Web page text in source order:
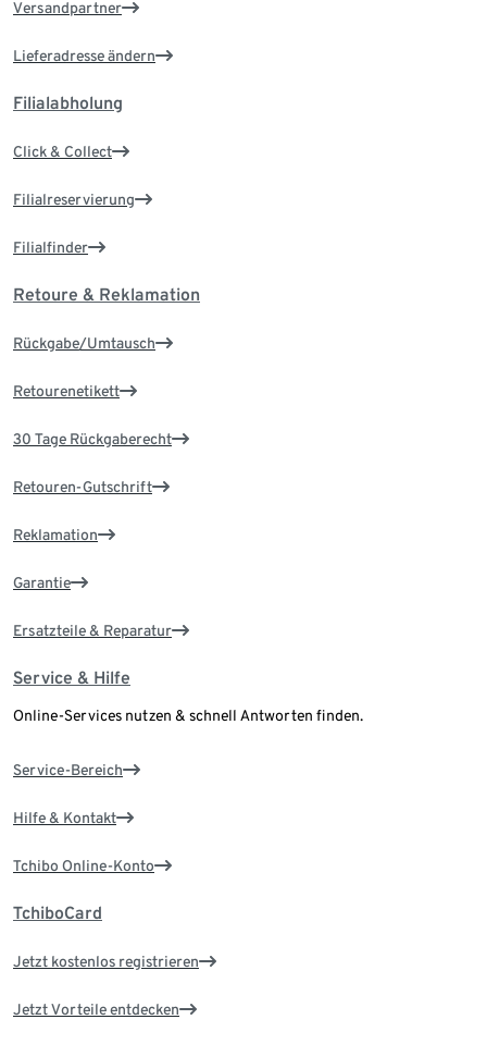
Versandpartner
Lieferadresse ändern
Filialabholung
Click & Collect
Filialreservierung
Filialfinder
Retoure & Reklamation
Rückgabe/Umtausch
Retourenetikett
30 Tage Rückgaberecht
Retouren-Gutschrift
Reklamation
Garantie
Ersatzteile & Reparatur
Service & Hilfe
Online-Services nutzen & schnell Antworten finden.
Service-Bereich
Hilfe & Kontakt
Tchibo Online-Konto
TchiboCard
Jetzt kostenlos registrieren
Jetzt Vorteile entdecken